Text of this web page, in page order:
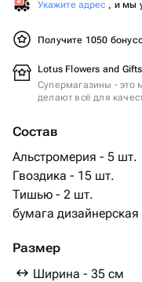
Укажите адрес , и мы
Получите 1050
Lotus Flowers and
Супермагазины - это
делают всё для
Состав
Альстромерия - 5 шт.
Гвоздика - 15 шт.
Тишью - 2 шт.
бумага
Размер
Ширина - 35 см